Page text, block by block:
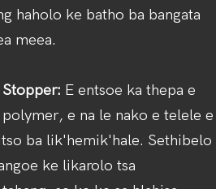
haholo ke batho ba bangata
meea.
E entsoe ka thepa e
e na le nako e telele e
ba lik'hemik'hale. Sethibelo
ke likarolo tsa